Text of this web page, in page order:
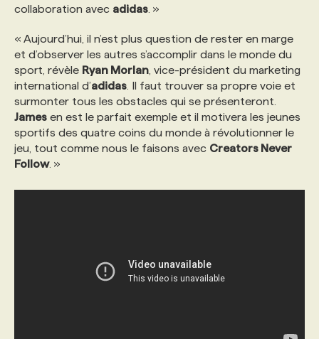
collaboration avec adidas . »
« Aujourd’hui, il n’est plus question de rester en marge
et d’observer les autres s’accomplir dans le monde du
sport, révèle Ryan Morlan , vice-président du marketing
international d’adidas . Il faut trouver sa propre voie et
surmonter tous les obstacles qui se présenteront.
James en est le parfait exemple et il motivera les jeunes
sportifs des quatre coins du monde à révolutionner le
jeu, tout comme nous le faisons avec Creators Never
Follow. »